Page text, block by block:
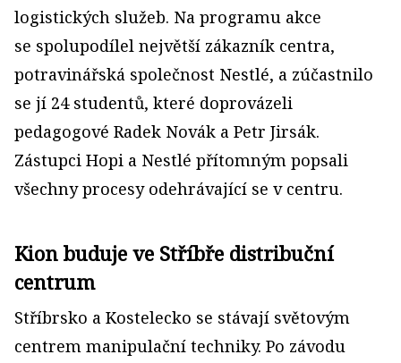
logistických služeb. Na programu akce
se spolupodílel největší zákazník centra,
potravinářská společnost Nestlé, a zúčastnilo
se jí 24 studentů, které doprovázeli
pedagogové Radek Novák a Petr Jirsák.
Zástupci Hopi a Nestlé přítomným popsali
všechny procesy odehrávající se v centru.
Kion buduje ve Stříbře distribuční
centrum
Stříbrsko a Kostelecko se stávají světovým
centrem manipulační techniky. Po závodu